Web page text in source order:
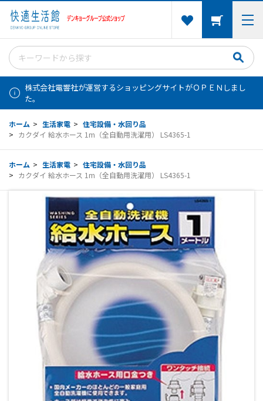
株式会社電響社が運営するショッピングサイトがＯＰＥＮしまし
た。
ホーム > 生活家電 > 住宅設備・水回り品
> カクダイ 給水ホース 1m（全自動用洗濯用） LS4365-1
ホーム > 生活家電 > 住宅設備・水回り品
> カクダイ 給水ホース 1m（全自動用洗濯用） LS4365-1